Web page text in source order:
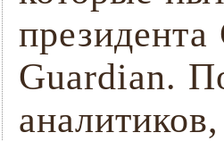
Guardian.